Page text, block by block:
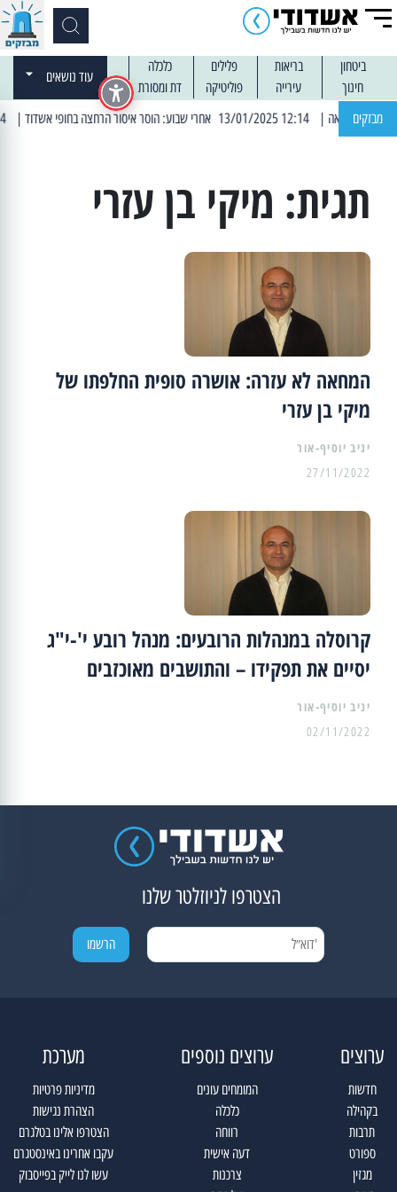
ביטחון בריאות פלילים
כלכלה
חינוך
עירייה פוליטיקה דת ומסורת
עוד נושאים
מבזקים | 12:14 13/01/2025 אחרי שבוע: הוסר איסור הרחצה בחופי אשדוד | 13:04 14/01/2025 עובדים בלילות: עבודות קרצוף וריבוד אספלט
תגית: מיקי בן עזרי
המחאה לא עזרה: אושרה סופית החלפתו של
מיקי בן עזרי
יניב יוסיף-אור
27/11/2022
קרוסלה במנהלות הרובעים: מנהל רובע י'-י"ג
יסיים את תפקידו – והתושבים מאוכזבים
יניב יוסיף-אור
02/11/2022
הצטרפו לניוזלטר שלנו
ערוצים
חדשות
בקהילה
תרבות
ספורט
מגזין
ערוצים נוספים
המומחים עונים
כלכלה
רווחה
דעה אישית
צרכנות
מערכת
מדיניות פרטיות
הצהרת נגישות
הצטרפו אלינו בטלגרם
עקבו אחרינו באינסטגרם
עשו לנו לייק בפייסבוק